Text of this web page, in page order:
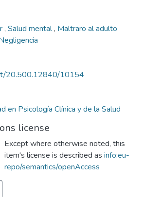
, Salud mental, Maltraro al adulto
20.500.12840/10154
en Psicología Clínica y de la Salud
license
Except where otherwise noted, this
item's license is described as info:eu-
repo/semantics/openAccess